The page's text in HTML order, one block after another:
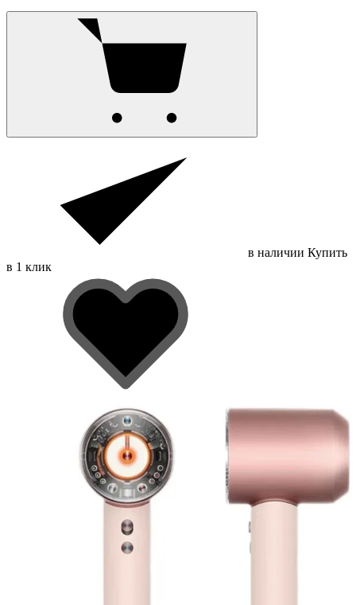
в наличии Купить
в 1 клик